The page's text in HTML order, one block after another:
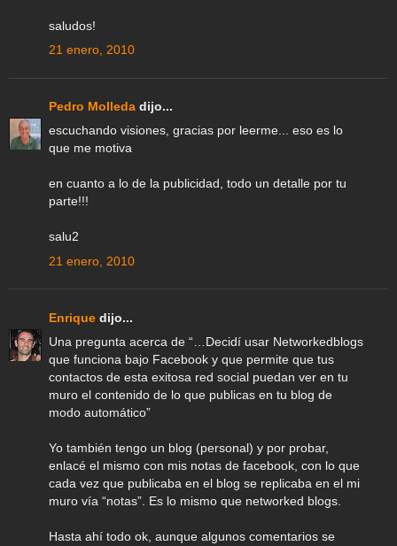
saludos!
21 enero, 2010
Pedro Molleda dijo...
escuchando visiones, gracias por leerme... eso es lo
que me motiva
en cuanto a lo de la publicidad, todo un detalle por tu
parte!!!
salu2
21 enero, 2010
Enrique dijo...
Una pregunta acerca de “…Decidí usar Networkedblogs
que funciona bajo Facebook y que permite que tus
contactos de esta exitosa red social puedan ver en tu
muro el contenido de lo que publicas en tu blog de
modo automático”
Yo también tengo un blog (personal) y por probar,
enlacé el mismo con mis notas de facebook, con lo que
cada vez que publicaba en el blog se replicaba en el mi
muro vía “notas”. Es lo mismo que networked blogs.
Hasta ahí todo ok, aunque algunos comentarios se